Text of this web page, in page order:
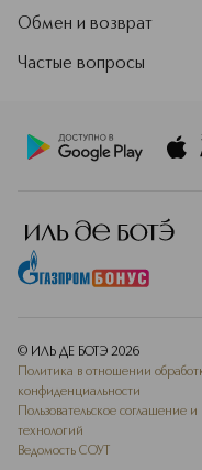
Обмен и возврат
Частые вопросы
© ИЛЬ ДЕ БОТЭ 2026
Политика в отношении
конфиденциальности
Пользовательское
технологий
Ведомость СОУТ